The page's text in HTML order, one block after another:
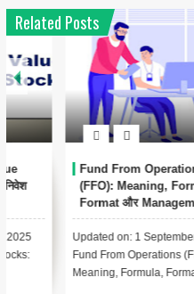
Related Posts
Conservatism Accounting
क्या है? Meaning, Importance,
Updated on: 17 August 2025 📑
Index - Conservatism Accounting
Complete Guide In Hindi Le...